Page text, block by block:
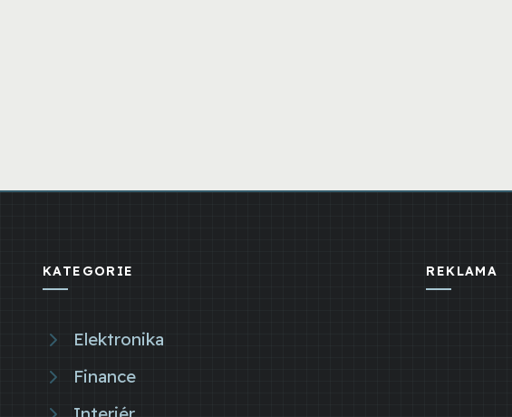
KATEGORIE
Elektronika
Finance
REKLAMA